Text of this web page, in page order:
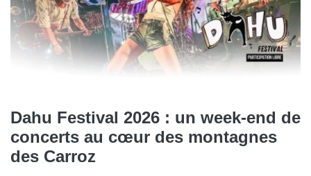
Dahu Festival 2026 : un week-end de
concerts au cœur des montagnes
des Carroz